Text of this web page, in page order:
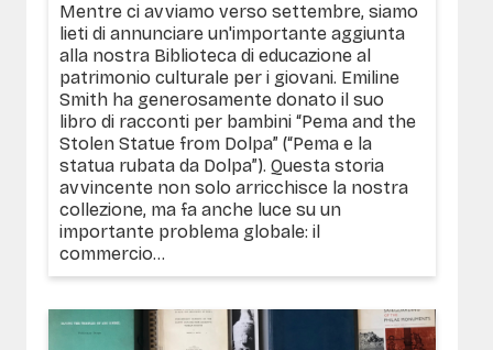
Mentre ci avviamo verso settembre, siamo
lieti di annunciare un'importante aggiunta
alla nostra Biblioteca di educazione al
patrimonio culturale per i giovani. Emiline
Smith ha generosamente donato il suo
libro di racconti per bambini “Pema and the
Stolen Statue from Dolpa” (“Pema e la
statua rubata da Dolpa”). Questa storia
avvincente non solo arricchisce la nostra
collezione, ma fa anche luce su un
importante problema globale: il
commercio...